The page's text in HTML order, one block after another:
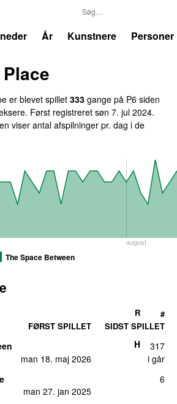
År Kunstnere Personer
er blevet spillet 333 gange på P6 siden
Først registreret søn 7. jul 2024.
viser antal afspilninger pr. dag i de
august
The Space Between
FØRST SPILLET
SIDST SPILLET
R #
man 18. maj 2026
i går
H 317
man 27. jan 2025
6